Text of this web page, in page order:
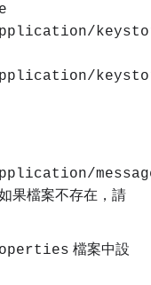
果檔案不存在，請
檔案中設